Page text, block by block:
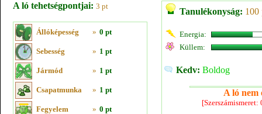
A ló tehetségpontjai: 3 pt
Állóképesség » 0 pt
Sebesség » 1 pt
Jármód » 1 pt
Csapatmunka » 1 pt
Fegyelem » 0 pt
Tanulékonyság: 100
Energia:
Küllem:
Kedv: Boldog
A ló nem